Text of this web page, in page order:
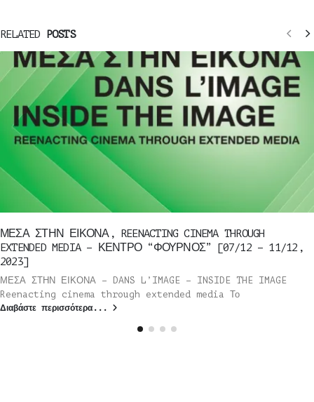
RELATED POSTS
ΜΕΣΑ ΣΤΗΝ ΕΙΚΟΝΑ, REENACTING CINEMA THROUGH
EXTENDED MEDIA – ΚΕΝΤΡΟ “ΦΟΥΡΝΟΣ” [07/12 – 11/12,
2023]
ΜΕΣΑ ΣΤΗΝ ΕΙΚΟΝΑ – DANS L’IMAGE – INSIDE THE IMAGE
Reenacting cinema through extended media Το
Διαβάστε περισσότερα...